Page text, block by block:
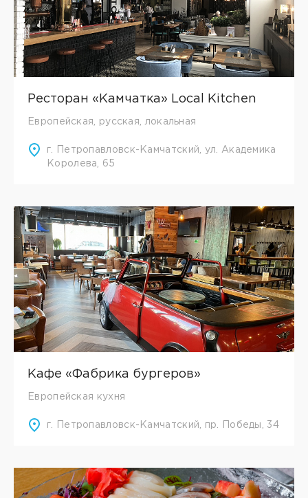
Ресторан «Камчатка» Local Kitchen
Европейская, русская, локальная
г. Петропавловск-Камчатский, ул. Академика
Королева, 65
Кафе «Фабрика бургеров»
Европейская кухня
г. Петропавловск-Камчатский, пр. Победы, 34